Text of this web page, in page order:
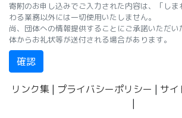
寄附のお申し込みでご入力された内容は、「し
わる業務以外には一切使用いたしません。
尚、団体への情報提供することにご承諾いただ
体からお礼状等が送付される場合があります。
確認
リンク集 | プライバシーポリシー | サイ
|